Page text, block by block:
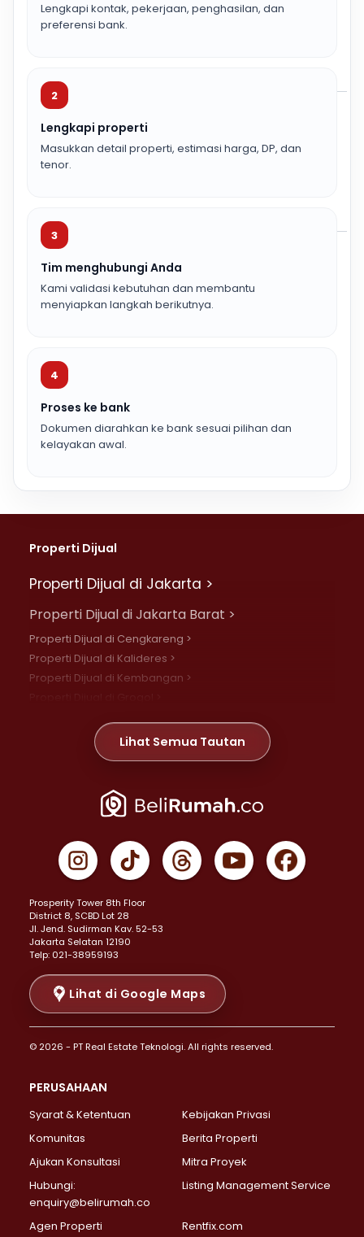
Lengkapi kontak, pekerjaan, penghasilan, dan
preferensi bank.
2
Lengkapi properti
Masukkan detail properti, estimasi harga, DP, dan
tenor.
3
Tim menghubungi Anda
Kami validasi kebutuhan dan membantu
menyiapkan langkah berikutnya.
4
Proses ke bank
Dokumen diarahkan ke bank sesuai pilihan dan
kelayakan awal.
Properti Dijual
Properti Dijual di Jakarta >
Properti Dijual di Jakarta Barat >
Properti Dijual di Cengkareng >
Properti Dijual di Kalideres >
Properti Dijual di Kembangan >
Properti Dijual di Meruya >
Properti Dijual di Jelambar >
Properti Dijual di Jakarta Pusat >
Properti Dijual di Gambir >
Properti Dijual di Johar Baru >
Properti Dijual di Menteng >
Properti Dijual di Senen >
Properti Dijual di Tanah Abang >
Properti Dijual di Cikini >
Properti Dijual di Kramat >
Properti Dijual di Pasar Baru >
Properti Dijual di Bendungan Hilir >
Properti Dijual di Jakarta Selatan >
Properti Dijual di Lebak Bulus >
Properti Dijual di Gandaria Selatan >
Properti Dijual di Pondok Labu >
Properti Dijual di Lenteng Agung >
Properti Dijual di Senayan >
Properti Dijual di Pondok Pinang >
Lihat Semua Tautan
Prosperity Tower 8th Floor
District 8, SCBD Lot 28
JI. Jend. Sudirman Kav. 52-53
Jakarta Selatan 12190
Telp: 021-38959193
Lihat di Google Maps
© 2026 - PT Real Estate Teknologi. All rights reserved.
PERUSAHAAN
Syarat & Ketentuan
Kebijakan Privasi
Komunitas
Berita Properti
Ajukan Konsultasi
Mitra Proyek
Hubungi:
enquiry@belirumah.co
Listing Management Service
Agen Properti Rentfix.com